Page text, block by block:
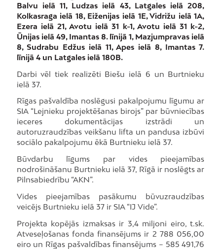
Balvu ielā 11, Ludzas ielā 43, Latgales ielā 208,
Kolkasraga ielā 18, Eiženijas ielā 1E, Vidrižu ielā 1A,
Ezera ielā 21, Avotu ielā 31 k-1, Avotu ielā 31 k-2,
Ūnijas ielā 49, Imantas 8. līnijā 1, Mazjumpravas ielā
8, Sudrabu Edžus ielā 11, Apes ielā 8, Imantas 7.
līnijā 4 un Latgales ielā 180B.
Darbi vēl tiek realizēti Biešu ielā 6 un Burtnieku
ielā 37.
Rīgas pašvaldība noslēgusi pakalpojumu līgumu ar
SIA “Lejnieku projektēšanas birojs” par būvniecības
ieceres dokumentācijas izstrādi un
autoruzraudzības veikšanu lifta un pandusa izbūvi
sociālo pakalpojumu ēkā Burtnieku ielā 37.
Būvdarbu līgums par vides pieejamības
nodrošināšanu Burtnieku ielā 37, Rīgā ir noslēgts ar
Pilnsabiedrību “AKN”.
Vides pieejamības pasākumu būvuzraudzības
veicējs Burtnieku ielā 37 ir SIA “IJ Vide”.
Projekta kopējās izmaksas ir 3,4 miljoni eiro, t.sk.
Atveseļošanas fonda finansējums ir 2 788 056,00
eiro un Rīgas pašvaldības finansējums – 585 491,76